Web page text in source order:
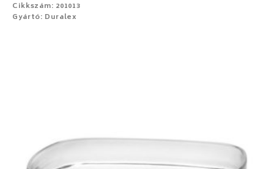
Cikkszám: 201013
Gyártó: Duralex